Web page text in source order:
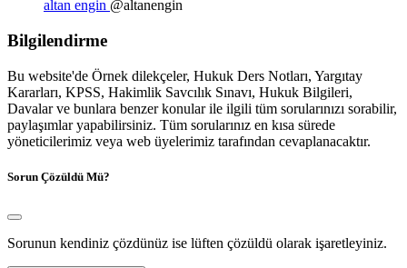
altan engin @altanengin
Bilgilendirme
Bu website'de Örnek dilekçeler, Hukuk Ders Notları, Yargıtay
Kararları, KPSS, Hakimlik Savcılık Sınavı, Hukuk Bilgileri,
Davalar ve bunlara benzer konular ile ilgili tüm sorularınızı sorabilir,
paylaşımlar yapabilirsiniz. Tüm sorularınız en kısa sürede
yöneticilerimiz veya web üyelerimiz tarafından cevaplanacaktır.
Sorun Çözüldü Mü?
Sorunun kendiniz çözdünüz ise lüften çözüldü olarak işaretleyiniz.